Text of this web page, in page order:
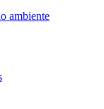
ambiente